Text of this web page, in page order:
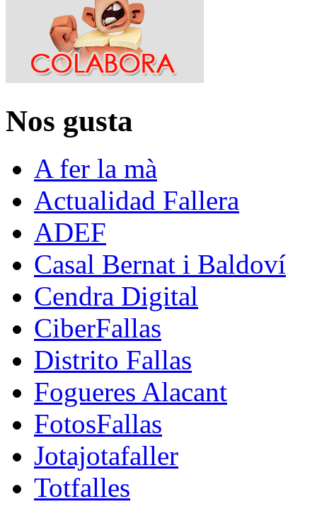
Nos gusta
A fer la mà
Actualidad Fallera
ADEF
Casal Bernat i Baldoví
Cendra Digital
CiberFallas
Distrito Fallas
Fogueres Alacant
FotosFallas
Jotajotafaller
Totfalles